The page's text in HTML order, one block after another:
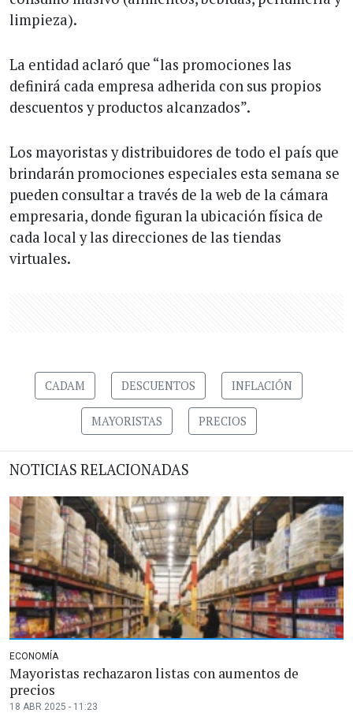
limpieza).
La entidad aclaró que “las promociones las
definirá cada empresa adherida con sus propios
descuentos y productos alcanzados”.
Los mayoristas y distribuidores de todo el país que
brindarán promociones especiales esta semana se
pueden consultar a través de la web de la cámara
empresaria, donde figuran la ubicación física de
cada local y las direcciones de las tiendas
virtuales.
CADAM DESCUENTOS INFLACIÓN
MAYORISTAS PRECIOS
NOTICIAS RELACIONADAS
ECONOMÍA
Mayoristas rechazaron listas con aumentos de
precios
18 ABR 2025 - 11:23